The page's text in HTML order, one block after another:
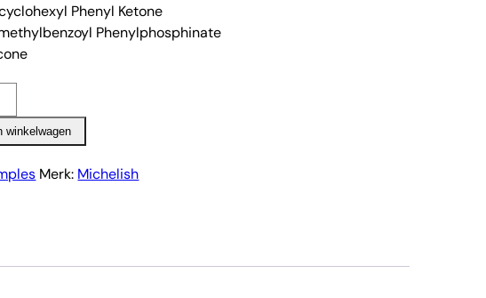
Phenyl Ketone
Phenylphosphinate
winkelwagen
Merk: Michelish